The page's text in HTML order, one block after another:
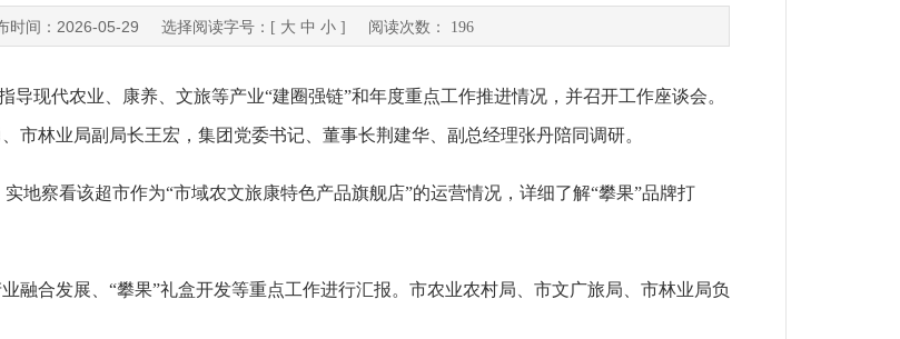
间： 2026-05-29 选择阅读字号：[ 大 中 小] 阅读次数： 196
导现代农业、康养、文旅等产业“建圈强链”和年度重点工作推进情况，并召开工作座谈会。
市林业局副局长王宏，集团党委书记、董事长荆建华、副总经理张丹陪同调研。
察看该超市作为“市域农文旅康特色产品旗舰店”的运营情况，详细了解“攀果”品牌打
合发展、“攀果”礼盒开发等重点工作进行汇报。市农业农村局、市文广旅局、市林业局负